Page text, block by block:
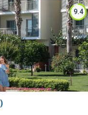
9.4